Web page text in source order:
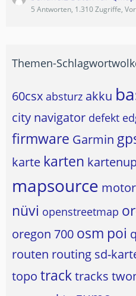
5 Antworten, 1.310 Zugriffe,
Themen-
60csx absturz akku
city navigator defekt
firmware Garmin
karte karten
mapsource
nüvi openstreetmap
oregon 700 osm poi
routen routing sd-
topo tracktracks